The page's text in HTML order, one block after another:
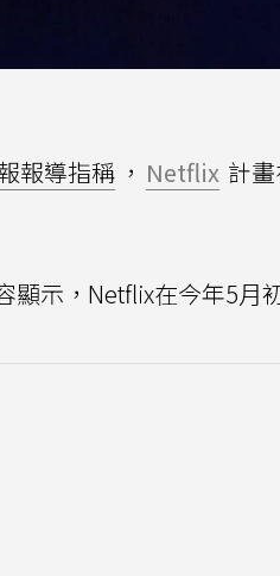
報導指稱 ， Netflix 計
顯示，Netflix在今年5月